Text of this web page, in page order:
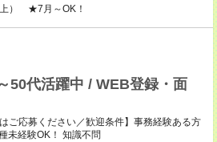
） ★7月～OK！
50代活躍中 / WEB登録・面
ご応募ください／歓迎条件】事務経験ある方
未経験OK！ 知識不問